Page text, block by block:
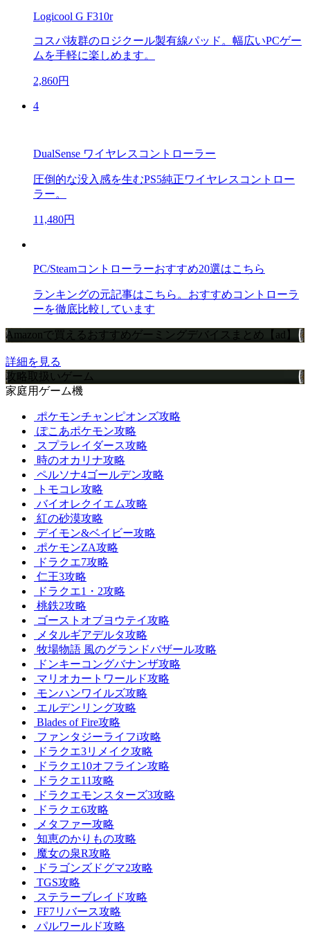
Logicool G F310r
コスパ抜群のロジクール製有線パッド。幅広いPCゲー
ムを手軽に楽しめます。
2,860円
4
DualSense ワイヤレスコントローラー
圧倒的な没入感を生むPS5純正ワイヤレスコントロー
ラー。
11,480円
PC/Steamコントローラーおすすめ20選はこちら
ランキングの元記事はこちら。おすすめコントローラ
ーを徹底比較しています
Amazonで買えるおすすめゲーミングデバイスまとめ【ad】
詳細を見る
攻略取扱いゲーム
家庭用ゲーム機
ポケモンチャンピオンズ攻略
ぽこあポケモン攻略
スプラレイダース攻略
時のオカリナ攻略
ペルソナ4ゴールデン攻略
トモコレ攻略
バイオレクイエム攻略
紅の砂漠攻略
デイモン&ベイビー攻略
ポケモンZA攻略
ドラクエ7攻略
仁王3攻略
ドラクエ1・2攻略
桃鉄2攻略
ゴーストオブヨウテイ攻略
メタルギアデルタ攻略
牧場物語 風のグランドバザール攻略
ドンキーコングバナンザ攻略
マリオカートワールド攻略
モンハンワイルズ攻略
エルデンリング攻略
Blades of Fire攻略
ファンタジーライフi攻略
ドラクエ3リメイク攻略
ドラクエ10オフライン攻略
ドラクエ11攻略
ドラクエモンスターズ3攻略
ドラクエ6攻略
メタファー攻略
知恵のかりもの攻略
魔女の泉R攻略
ドラゴンズドグマ2攻略
TGS攻略
ステラーブレイド攻略
FF7リバース攻略
パルワールド攻略